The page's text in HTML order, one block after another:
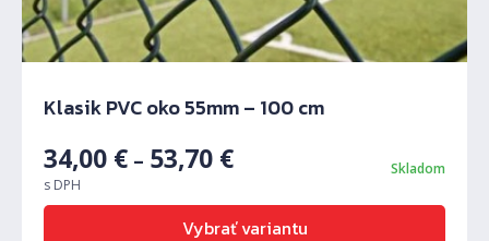
Klasik PVC oko 55mm – 100 cm
34,00 € – 53,70 €
s DPH
Skladom
Vybrať variantu